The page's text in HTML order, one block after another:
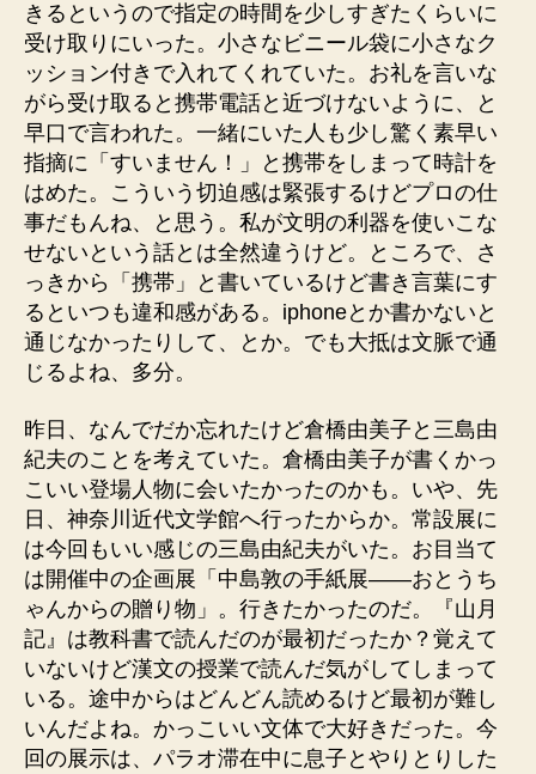
きるというので指定の時間を少しすぎたくらいに
受け取りにいった。小さなビニール袋に小さなク
ッション付きで入れてくれていた。お礼を言いな
がら受け取ると携帯電話と近づけないように、と
早口で言われた。一緒にいた人も少し驚く素早い
指摘に「すいません！」と携帯をしまって時計を
はめた。こういう切迫感は緊張するけどプロの仕
事だもんね、と思う。私が文明の利器を使いこな
せないという話とは全然違うけど。ところで、さ
っきから「携帯」と書いているけど書き言葉にす
るといつも違和感がある。iphoneとか書かないと
通じなかったりして、とか。でも大抵は文脈で通
じるよね、多分。
昨日、なんでだか忘れたけど倉橋由美子と三島由
紀夫のことを考えていた。倉橋由美子が書くかっ
こいい登場人物に会いたかったのかも。いや、先
日、神奈川近代文学館へ行ったからか。常設展に
は今回もいい感じの三島由紀夫がいた。お目当て
は開催中の企画展「中島敦の手紙展――おとうち
ゃんからの贈り物」。行きたかったのだ。『山月
記』は教科書で読んだのが最初だったか？覚えて
いないけど漢文の授業で読んだ気がしてしまって
いる。途中からはどんどん読めるけど最初が難し
いんだよね。かっこいい文体で大好きだった。今
回の展示は、パラオ滞在中に息子とやりとりした